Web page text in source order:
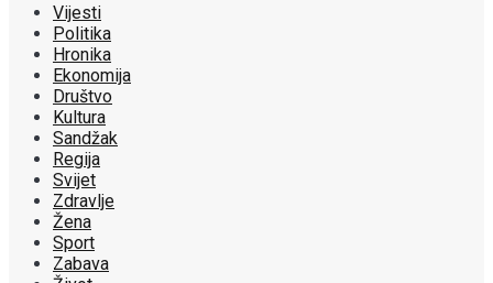
Vijesti
Politika
Hronika
Ekonomija
Društvo
Kultura
Sandžak
Regija
Svijet
Zdravlje
Žena
Sport
Zabava